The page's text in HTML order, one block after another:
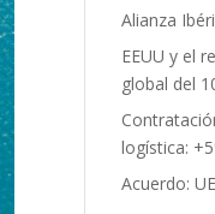
Alianza
EEUU y el
global del
logística:
Acuerdo: